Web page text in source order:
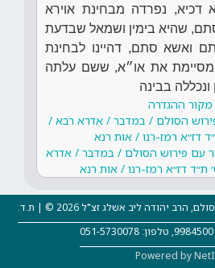
דכיא, נפרדה מבחינת אוירא
סתם, שהיא בימין ושמאל שבדעת
ואשא סתם, דהיינו לבחינת
את או״א, ששם עלתה
בבינה
מקור ההגדרה
הסולם / במדבר / אדרא רבא /
דז״א רמז-רנו / אות רנא
עם פירוש הסולם / במדבר / אדרא
דז״א רמז-רנו / אות רנא
אור הסולם: מרכז מורשת בעל הסולם, הרב יהודה ליב אשלג זצ"ל 2026 © | ת.ד.
Powered by